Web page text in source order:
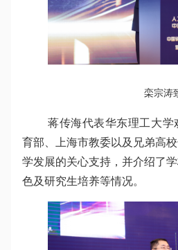
栾宗涛
蒋传海代表华东理工大学
育部、上海市教委以及兄弟高
学发展的关心支持，并介绍了
色及研究生培养等情况。